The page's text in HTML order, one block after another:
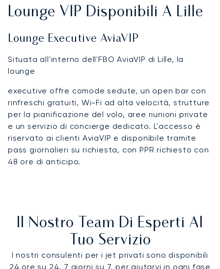
Lounge VIP Disponibili A Lille
Lounge Executive AviaVIP
Situata all'interno dell'FBO AviaVIP di Lille, la
lounge
executive offre comode sedute, un open bar con
rinfreschi gratuiti, Wi-Fi ad alta velocità, strutture
per la pianificazione del volo, aree riunioni private
e un servizio di concierge dedicato. L'accesso è
riservato ai clienti AviaVIP e disponibile tramite
pass giornalieri su richiesta, con PPR richiesto con
48 ore di anticipo.
Il Nostro Team Di Esperti Al
Tuo Servizio
I nostri consulenti per i jet privati sono disponibili
24 ore su 24, 7 giorni su 7, per aiutarvi in ogni fase